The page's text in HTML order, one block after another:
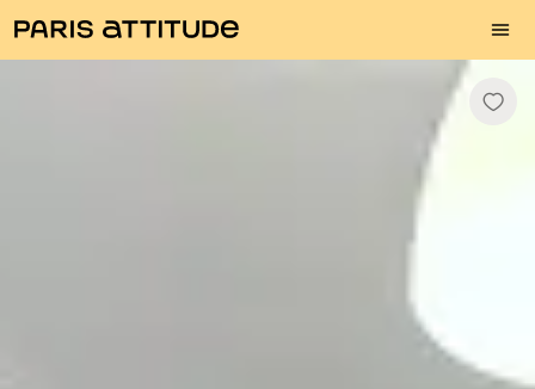
Photos Description Equipements Quartier